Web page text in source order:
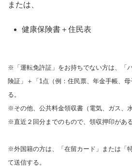
または、
健康保険書＋住民表
※「運転免許証」をお持ちでない方は、「
険証」＋「1点（例：住民票、年金手帳、
る。
※その他、公共料金領収書（電気、ガス、
※直近２回分までのもので、領収押印があ
※外国籍の方は、「在留カード」または「
て送信する。